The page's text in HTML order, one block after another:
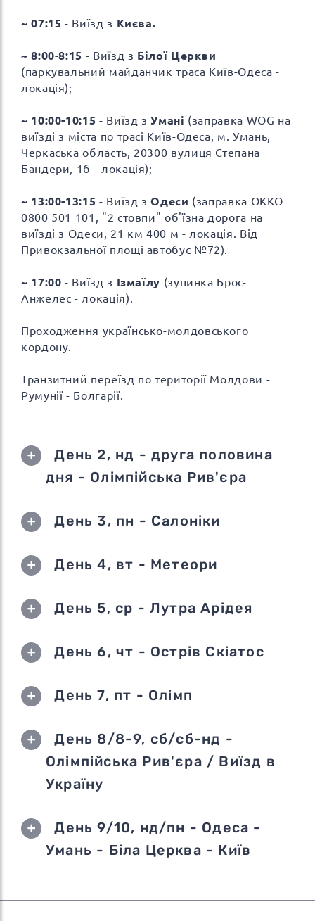
~ 07:15 - Виїзд з Києва.
~ 8:00-8:15 - Виїзд з Білої Церкви
(паркувальний майданчик траса Київ-Одеса -
локація);
~ 10:00-10:15 - Виїзд зУмані (заправка WOG на
виїзді з міста по трасі Київ-Одеса, м. Умань,
Черкаська область, 20300 вулиця Степана
Бандери, 1б - локація);
~ 13:00-13:15 - Виїзд зОдеси (заправка ОККО
0800 501 101, "2 стовпи" об'їзна дорога на
виїзді з Одеси, 21 км 400 м - локація. Від
Привокзальної площі автобус №72).
~ 17:00 - Виїзд з Ізмаїлу (зупинка Брос-
Анжелес - локація).
Проходження українсько-молдовського
кордону.
Транзитний переїзд по території Молдови -
Румунії - Болгарії.
День 2, нд - друга половина
дня - Олімпійська Рив'єра
День 3, пн - Салоніки
День 4, вт - Метеори
День 5, ср - Лутра Арідея
День 6, чт - Острів Скіатос
День 7, пт - Олімп
День 8/8-9, сб/сб-нд -
Олімпійська Рив'єра / Виїзд в
Україну
День 9/10, нд/пн - Одеса -
Умань - Біла Церква - Київ